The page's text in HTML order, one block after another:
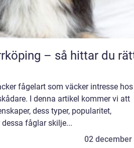
– så hittar du
fågelart som väcker intresse hos
I denna artikel kommer vi att
dess typer, popularitet,
fåglar skilje...
02 december